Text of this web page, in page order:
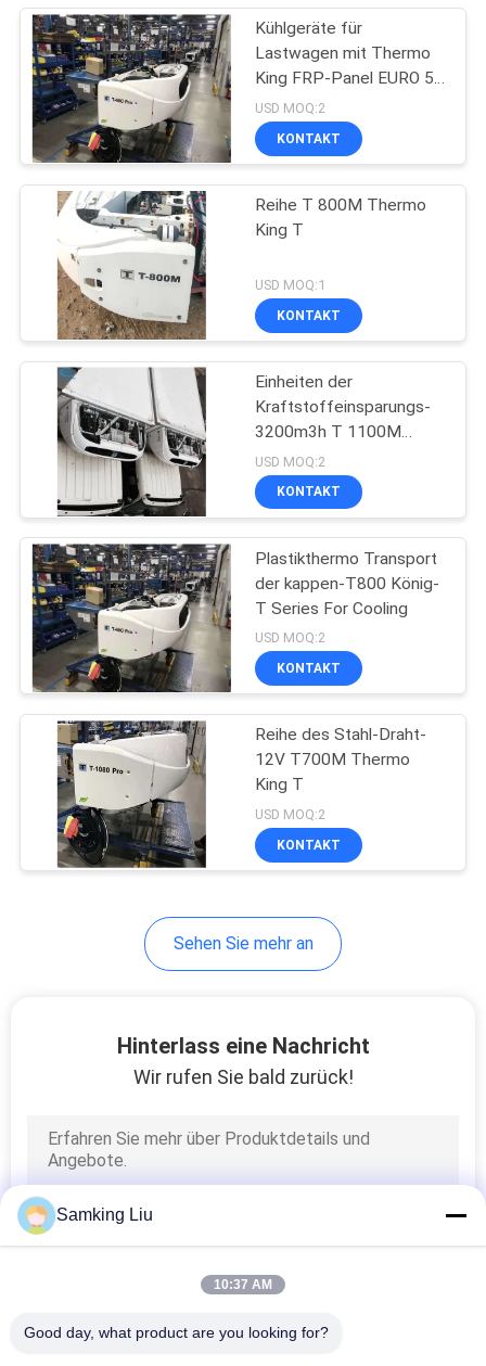
Träger-Abkühlungs-
Teile
Thermo König
Refrigerated Truck
Thermo König T
Series
Isuzu Refrigerated
Truck
Halb Anhänger-
Dach angebrachtes
Kühlgerät
Kühlgeräte für
Lastwagen mit Thermo
King FRP-Panel EURO 5
150 PS
USD MOQ:2
KONTAKT
Reihe T 800M Thermo
King T
USD MOQ:1
KONTAKT
Einheiten der
Kraftstoffeinsparungs-
3200m3h T 1100M
Thermo King
Refrigeration
USD MOQ:2
KONTAKT
Plastikthermo Transport
der kappen-T800 König-
T Series For Cooling
USD MOQ:2
KONTAKT
Reihe des Stahl-Draht-
12V T700M Thermo
King T
USD MOQ:2
KONTAKT
Sehen Sie mehr an
Hinterlass eine Nachricht
Wir rufen Sie bald zurück!
Samking Liu
10:37 AM
Good day, what product are you looking for?